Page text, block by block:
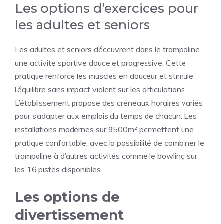
Les options d’exercices pour
les adultes et seniors
Les adultes et seniors découvrent dans le trampoline
une activité sportive douce et progressive. Cette
pratique renforce les muscles en douceur et stimule
l’équilibre sans impact violent sur les articulations.
L’établissement propose des créneaux horaires variés
pour s’adapter aux emplois du temps de chacun. Les
installations modernes sur 9500m² permettent une
pratique confortable, avec la possibilité de combiner le
trampoline à d’autres activités comme le bowling sur
les 16 pistes disponibles.
Les options de
divertissement